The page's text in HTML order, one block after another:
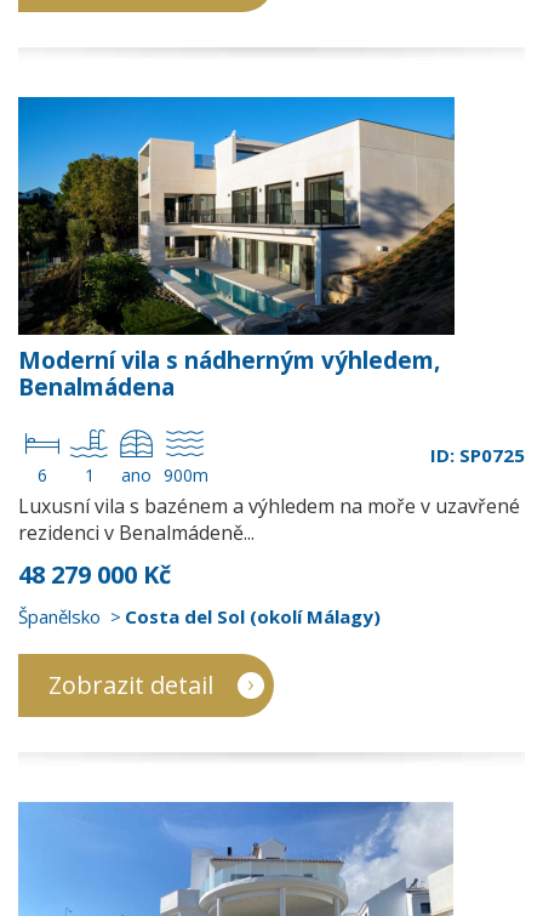
Moderní vila s nádherným výhledem,
Benalmádena
6 1 ano 900m
ID: SP0725
Luxusní vila s bazénem a výhledem na moře v uzavřené
rezidenci v Benalmádeně...
48 279 000 Kč
Španělsko Costa del Sol (okolí Málagy)
Zobrazit detail